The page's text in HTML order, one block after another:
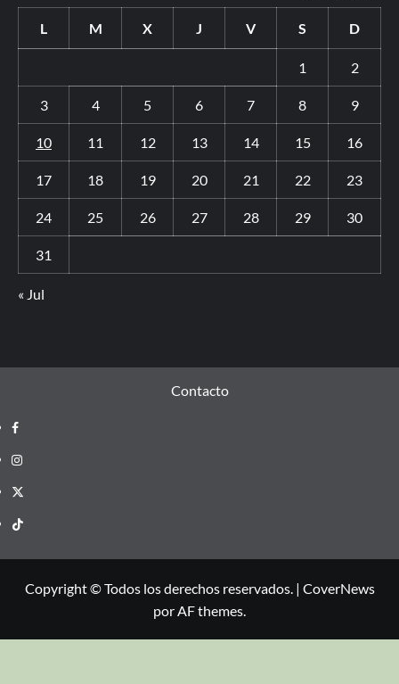
L M X J V S D
1 2
3 4 5 6 7 8 9
10 11 12 13 14 15 16
17 18 19 20 21 22 23
24 25 26 27 28 29 30
31
« Jul
Contacto
Copyright © Todos los derechos reservados. | CoverNews
por AF themes.